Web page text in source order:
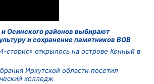
Осинского районов выбирают
и сохранение памятников ВОВ
сторис» открылось на острове Конный в
Иркутской области посетил
колледж